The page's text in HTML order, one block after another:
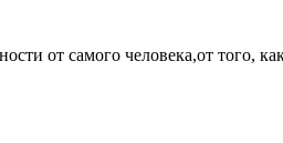
от самого человека,от того,